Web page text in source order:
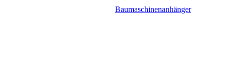
Baumaschinenanhänger